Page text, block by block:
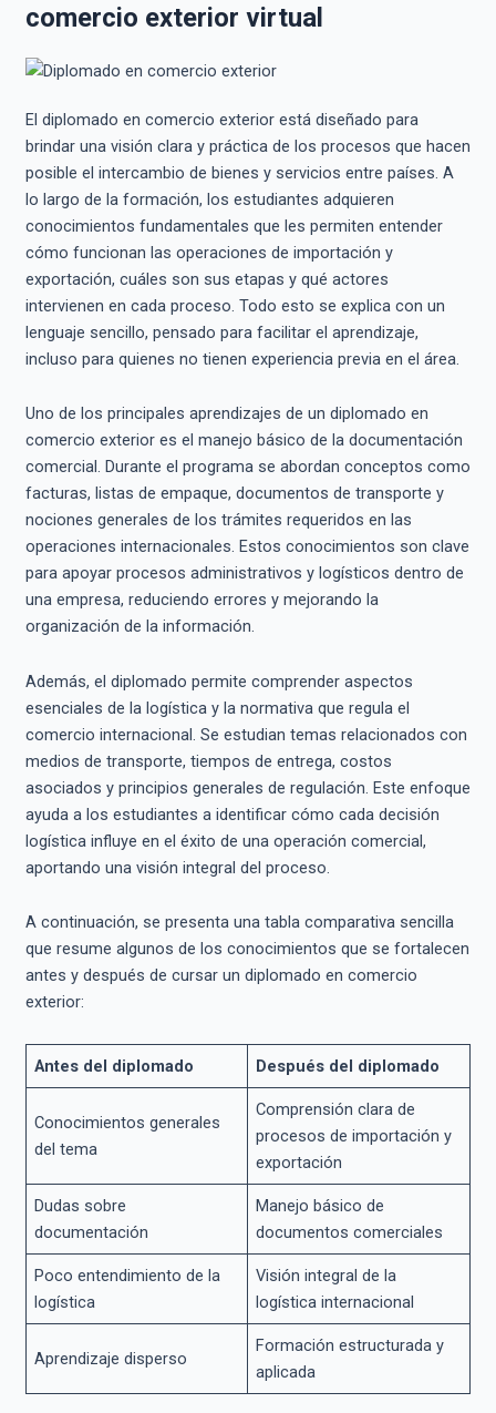
comercio exterior virtual
El diplomado en comercio exterior está diseñado para
brindar una visión clara y práctica de los procesos que hacen
posible el intercambio de bienes y servicios entre países. A
lo largo de la formación, los estudiantes adquieren
conocimientos fundamentales que les permiten entender
cómo funcionan las operaciones de importación y
exportación, cuáles son sus etapas y qué actores
intervienen en cada proceso. Todo esto se explica con un
lenguaje sencillo, pensado para facilitar el aprendizaje,
incluso para quienes no tienen experiencia previa en el área.
Uno de los principales aprendizajes de un diplomado en
comercio exterior es el manejo básico de la documentación
comercial. Durante el programa se abordan conceptos como
facturas, listas de empaque, documentos de transporte y
nociones generales de los trámites requeridos en las
operaciones internacionales. Estos conocimientos son clave
para apoyar procesos administrativos y logísticos dentro de
una empresa, reduciendo errores y mejorando la
organización de la información.
Además, el diplomado permite comprender aspectos
esenciales de la logística y la normativa que regula el
comercio internacional. Se estudian temas relacionados con
medios de transporte, tiempos de entrega, costos
asociados y principios generales de regulación. Este enfoque
ayuda a los estudiantes a identificar cómo cada decisión
logística influye en el éxito de una operación comercial,
aportando una visión integral del proceso.
A continuación, se presenta una tabla comparativa sencilla
que resume algunos de los conocimientos que se fortalecen
antes y después de cursar un diplomado en comercio
exterior:
Antes del diplomado Después del diplomado
Conocimientos generales
del tema
Comprensión clara de
procesos de importación y
exportación
Dudas sobre
documentación
Manejo básico de
documentos comerciales
Poco entendimiento de la
logística
Visión integral de la
logística internacional
Aprendizaje disperso
Formación estructurada y
aplicada